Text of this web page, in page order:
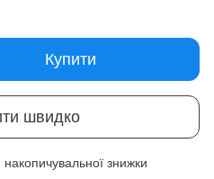
Купити
швидко
знижки